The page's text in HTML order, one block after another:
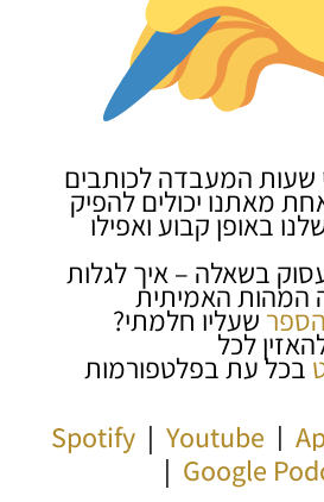
שעות המעבדה לכותבים
מאתנו יכולים להפיק
באופן קבוע ואפילו
בשאלה – איך לגלות
המהות האמיתית
שעליו חלמתי?
לכל
בכל עת בפלטפורמות
Spotify| Youtube |
| Google